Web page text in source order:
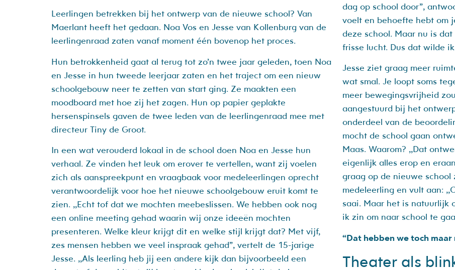
Leerlingen betrekken bij het ontwerp van de nieuwe school? Van
Maerlant heeft het gedaan. Noa Vos en Jesse van Kollenburg van de
leerlingenraad zaten vanaf moment één bovenop het proces.
Hun betrokkenheid gaat al terug tot zo’n twee jaar geleden, toen Noa
en Jesse in hun tweede leerjaar zaten en het traject om een nieuw
schoolgebouw neer te zetten van start ging. Ze maakten een
moodboard met hoe zij het zagen. Hun op papier geplakte
hersenspinsels gaven de twee leden van de leerlingenraad mee met
directeur Tiny de Groot.
In een wat verouderd lokaal in de school doen Noa en Jesse hun
verhaal. Ze vinden het leuk om erover te vertellen, want zij voelen
zich als aanspreekpunt en vraagbaak voor medeleerlingen oprecht
verantwoordelijk voor hoe het nieuwe schoolgebouw eruit komt te
zien. ,,Echt tof dat we mochten meebeslissen. We hebben ook nog
een online meeting gehad waarin wij onze ideeën mochten
presenteren. Welke kleur krijgt dit en welke stijl krijgt dat? Met vijf,
zes mensen hebben we veel inspraak gehad”, vertelt de 15-jarige
Jesse. ,,Als leerling heb jij een andere kijk dan bijvoorbeeld een
dag op school door”,
voelt en behoefte hebt om
deze school. Maar nu is
frisse lucht. Dus dat wilde
Jesse ziet graag meer
wat smal. Je loopt soms
meer bewegingsvrijheid
aangestuurd bij het
onderdeel van de
mocht de school gaan
Maas. Waarom? ,,Dat
eigenlijk alles erop en
graag op de nieuwe school
medeleerling en vult aan:
saai. Maar het is natuurlijk
ik zin om naar school te
“Dat hebben we toch
Theater als